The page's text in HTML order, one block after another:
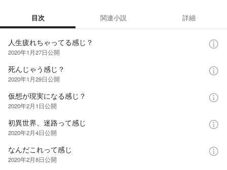
目次 関連小説 詳細
人生疲れちゃってる感じ？
2020年1月27日公開
死んじゃう感じ？
2020年1月29日公開
仮想が現実になる感じ？
2020年2月1日公開
初異世界、迷路って感じ
2020年2月4日公開
なんだこれって感じ
2020年2月8日公開